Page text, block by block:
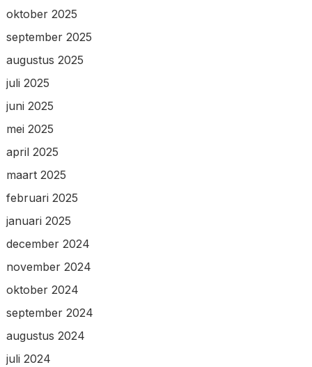
oktober 2025
september 2025
augustus 2025
juli 2025
juni 2025
mei 2025
april 2025
maart 2025
februari 2025
januari 2025
december 2024
november 2024
oktober 2024
september 2024
augustus 2024
juli 2024